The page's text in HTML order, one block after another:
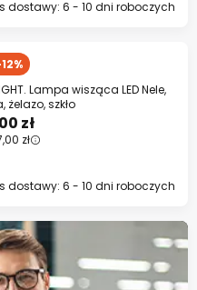
dostawy: 6 - 10 dni roboczych
Lampa wisząca LED Nele,
żelazo, szkło
zł
zł
dostawy: 6 - 10 dni roboczych